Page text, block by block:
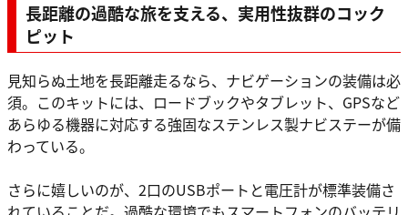
長距離の過酷な旅を支える、実用性抜群のコック
ピット
見知らぬ土地を長距離走るなら、ナビゲーションの装備は必
須。このキットには、ロードブックやタブレット、GPSなど
あらゆる機器に対応する強固なステンレス製ナビステーが備
わっている。
さらに嬉しいのが、2口のUSBポートと電圧計が標準装備さ